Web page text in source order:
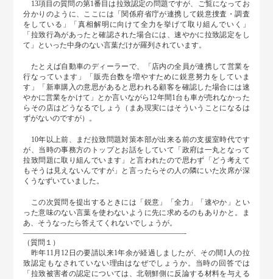
13項目の質問の第1番目は拉致認定の問題ですが、ご覧になってお
分かりのように、ここには「関係府省庁が連携して鋭意捜査・調査
をしている」「真相解明に向けて全力を挙げて取り組んでいく」
「拉致行為があったと確認された場合には、速やかに拉致認定をし
て」といった中身のない言葉だけが羅列されています。
たとえば自動車のディーラーで、「店内の全員が連携して営業を
行なっています」「販売台数を増やすために鋭意努力をしていま
す」「新車購入の意思があると思われる顧客を確認した場合には速
やかに営業をかけて」とか言いながら12年間1台も車が売れなかった
らその店はどうなるでしょう（まあ現実にはそういうことになるは
ずがないのですが）。
10年以上前、まだ拉致問題対策本部が出来る前の支援室時代です
が、当時の事務方のトップとお話をしていて「政府は一丸となって
拉致問題に取り組んでいます」と言われたので思わず「どう考えて
もそうは見えないんですが」と言ったらその人の隣にいた次席が深
くうなずいていました。
この次質問を提出するときには「鋭意」「全力」「速やか」とい
った意味のない言葉を使わないように先に求めるのもありかと。ま
あ、そうなったら答えてくれないでしょうが。
――――――――――――――――――――――-
（質問１）
昨年11月12日の要請以来1年余が経過しましたが、その間1人の拉
致認定もなされていない理由はなぜでしょうか。当時の回答では
「拉致被害者の認定については、北朝鮮側に反論する材料を与える